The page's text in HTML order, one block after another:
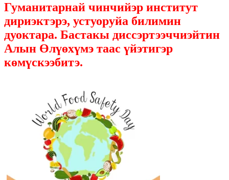
Гуманитарнай чинчийэр институт
дириэктэрэ, устуоруйа билимин
дуоктара. Бастакы диссэртээччиэйтин
Алын Өлүөхүмэ таас үйэтигэр
көмүскээбитэ.